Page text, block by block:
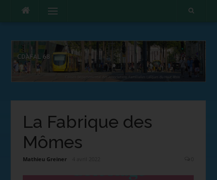
Menu
La Fabrique des
Mômes
Mathieu Greiner